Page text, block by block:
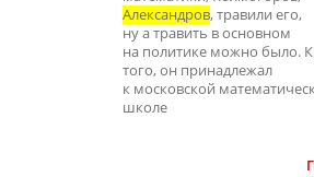
Александров, травили его,
ну а травить в основном
на политике можно было.
того, он принадлежал
к московской
школе